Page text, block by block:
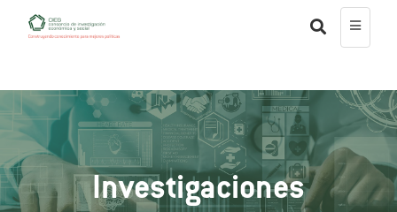
Investigaciones